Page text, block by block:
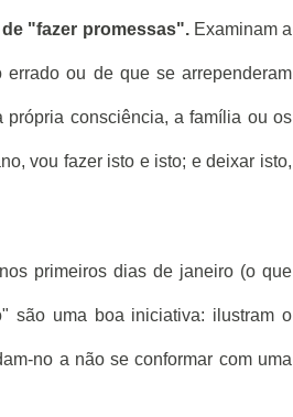
"fazer promessas".Examinam a
ou de que se arrependeram
consciência, a família ou os
vou fazer isto e isto; e deixar isto,
primeiros dias de janeiro (o que
são uma boa iniciativa: ilustram o
no a não se conformar com uma